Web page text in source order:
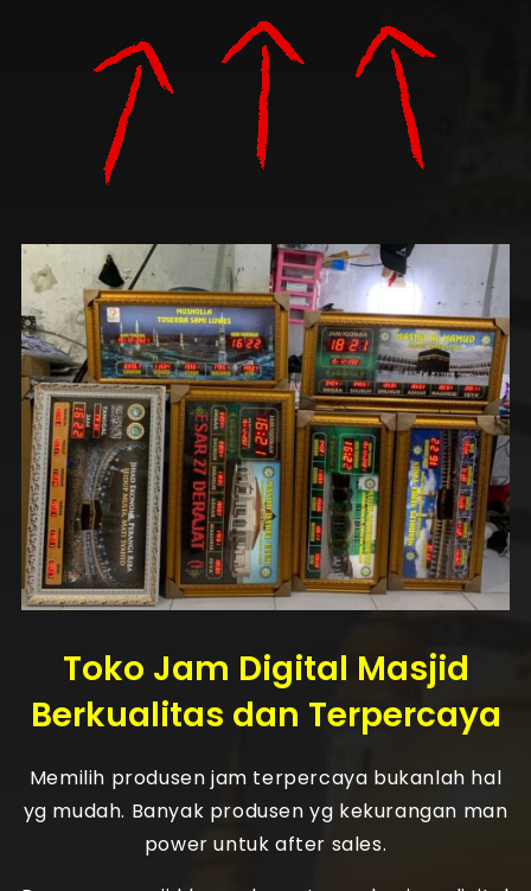
Toko Jam Digital Masjid
Berkualitas dan Terpercaya
Memilih produsen jam terpercaya bukanlah hal
yg mudah. Banyak produsen yg kekurangan man
power untuk after sales.